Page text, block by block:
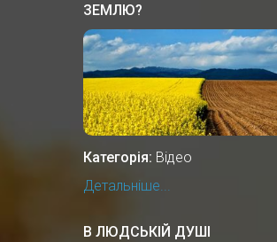
ЗЕМЛЮ?
Категорія: Відео
Детальніше...
В ЛЮДСЬКІЙ ДУШІ